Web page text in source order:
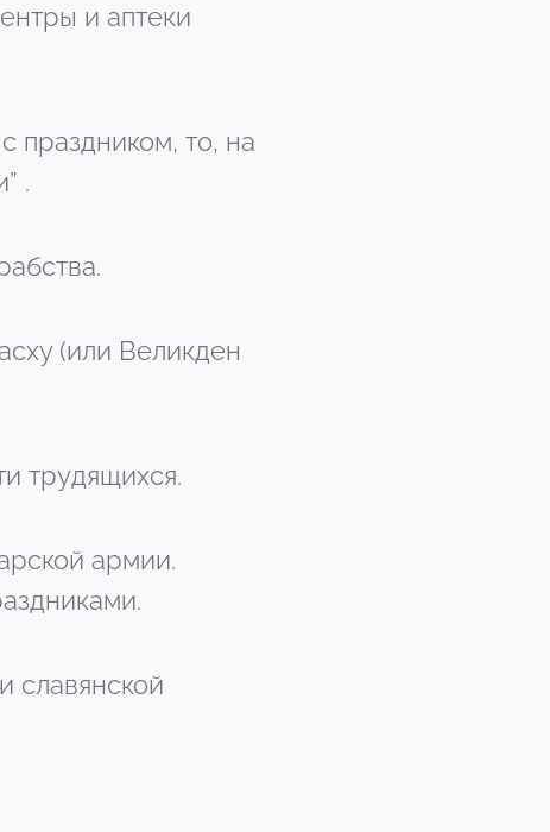
и аптеки
праздником, то, на
.
(или Великден
трудящихся.
армии.
славянской